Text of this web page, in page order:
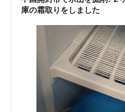
庫の霜取りをしました